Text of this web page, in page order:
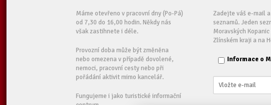
Máme otevřeno v pracovní dny (Po-Pá)
od 7,30 do 16,00 hodin. Někdy nás
však zastihnete i déle.
Provozní doba může být změněna
nebo omezena v případě dovolené,
nemoci, pracovní cesty nebo při
pořádání aktivit mimo kancelář.
Fungujeme i jako turistické informační
Zadejte váš e-mail
seznamů. Jeden
Moravských
Zlínském kraji a na
Informace o